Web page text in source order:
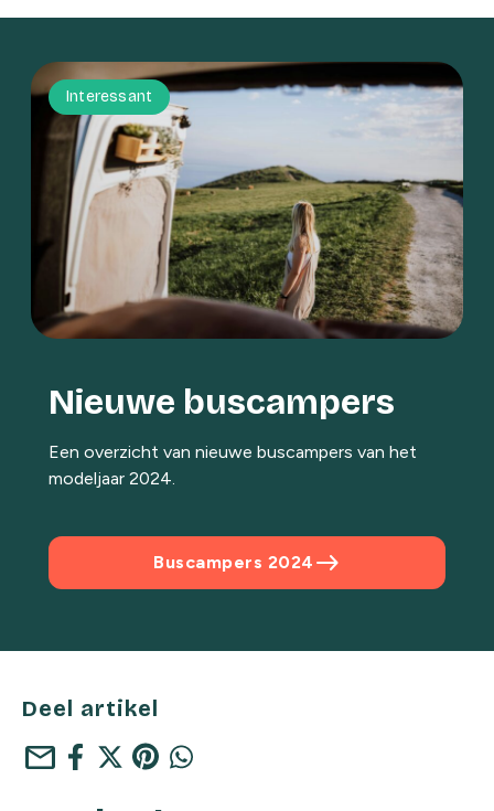
Interessant
Nieuwe buscampers
Een overzicht van nieuwe buscampers van het
modeljaar 2024.
east
Buscampers 2024
Deel artikel
mail